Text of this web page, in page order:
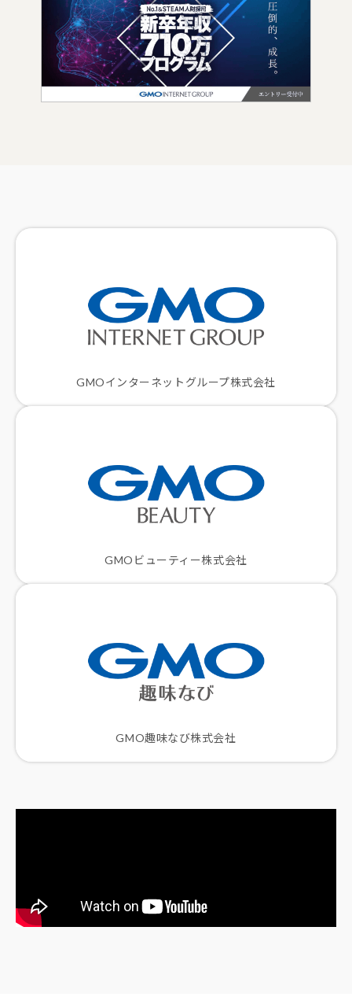
GMOインターネットグループ株式会社
GMOビューティー株式会社
GMO趣味なび株式会社